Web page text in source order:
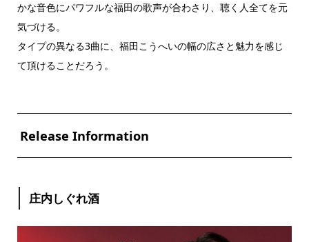
かな音色にパワフルな福田の歌声が合わさり、聴く人全てを元
気づける。
タイプの異なる3曲に、福田こうへいの幅の広さと魅力を感じ
て頂けることだろう。
Release Information
庄内しぐれ酒